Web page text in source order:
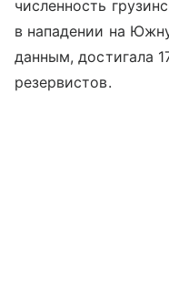
численность
в нападении на
данным, достигала
резервистов.